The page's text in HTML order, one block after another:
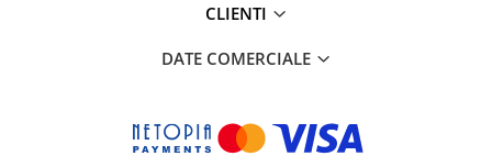
CLIENTI
DATE COMERCIALE